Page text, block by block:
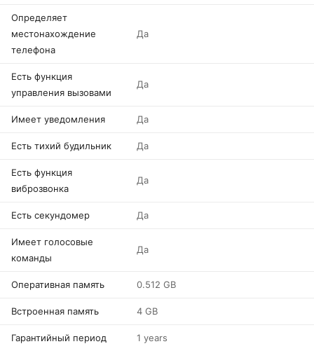
Определяет
местонахождение
телефона
Да
Есть функция
управления вызовами
Да
Имеет уведомления Да
Есть тихий будильник Да
Есть функция
виброзвонка
Да
Есть секундомер Да
Имеет голосовые
команды
Да
Оперативная память 0.512 GB
Встроенная память 4 GB
Гарантийный период 1 years